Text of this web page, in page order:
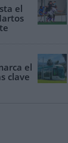
el
el
clave